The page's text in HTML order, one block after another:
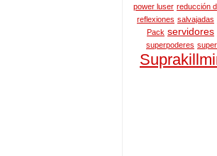
power luser reducción
reflexiones salvajadas
Pack servidores
superpoderes